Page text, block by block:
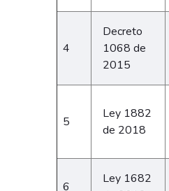
4
Decreto
1068 de
2015
5
Ley 1882
de 2018
6
Ley 1682